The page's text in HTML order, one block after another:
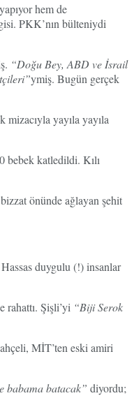
hem de
PKK’nın bülteniydi
“Doğu Bey, ABD ve İsrail
ymiş. Bugün gerçek
yayıla yayıla
bebek katledildi. Kılı
önünde ağlayan şehit
duygulu (!) insanlar
rahattı. Şişli’yi “Biji Serok
MİT’ten eski amiri
babama batacak” diyordu;